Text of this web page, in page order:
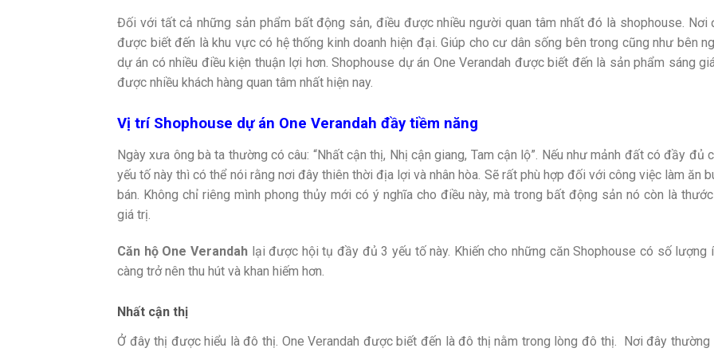
Đối với tất cả những sản phẩm bất động sản, điều được nhiều người quan tâm nhất đó là shophouse. Nơi
được biết đến là khu vực có hệ thống kinh doanh hiện đại. Giúp cho cư dân sống bên trong cũng như bên
dự án có nhiều điều kiện thuận lợi hơn. Shophouse dự án One Verandah được biết đến là sản phẩm sáng
được nhiều khách hàng quan tâm nhất hiện nay.
Vị trí Shophouse dự án One Verandah đầy tiềm năng
Ngày xưa ông bà ta thường có câu: “Nhất cận thị, Nhị cận giang, Tam cận lộ”. Nếu như mảnh đất có đầy đủ
yếu tố này thì có thể nói rằng nơi đây thiên thời địa lợi và nhân hòa. Sẽ rất phù hợp đối với công việc làm ăn
bán. Không chỉ riêng mình phong thủy mới có ý nghĩa cho điều này, mà trong bất động sản nó còn là
giá trị.
Căn hộ One Verandahlại được hội tụ đầy đủ 3 yếu tố này. Khiến cho những căn Shophouse có số lượng
càng trở nên thu hút và khan hiếm hơn.
Nhất cận thị
Ở đây thị được hiểu là đô thị. One Verandah được biết đến là đô thị nằm trong lòng đô thị. Nơi đây thường